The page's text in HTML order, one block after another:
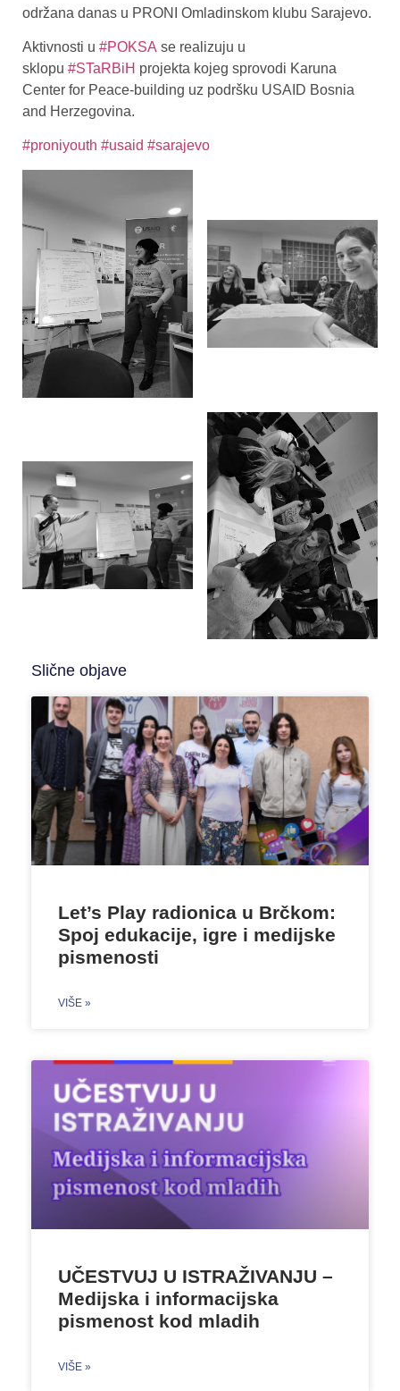
održana danas u PRONI Omladinskom klubu Sarajevo.
Aktivnosti u #POKSA se realizuju u
sklopu #STaRBiH projekta kojeg sprovodi Karuna
Center for Peace-building uz podršku USAID Bosnia
and Herzegovina.
#proniyouth #usaid #sarajevo
Slične objave
Let’s Play radionica u Brčkom:
Spoj edukacije, igre i medijske
pismenosti
VIŠE »
UČESTVUJ U ISTRAŽIVANJU –
Medijska i informacijska
pismenost kod mladih
VIŠE »